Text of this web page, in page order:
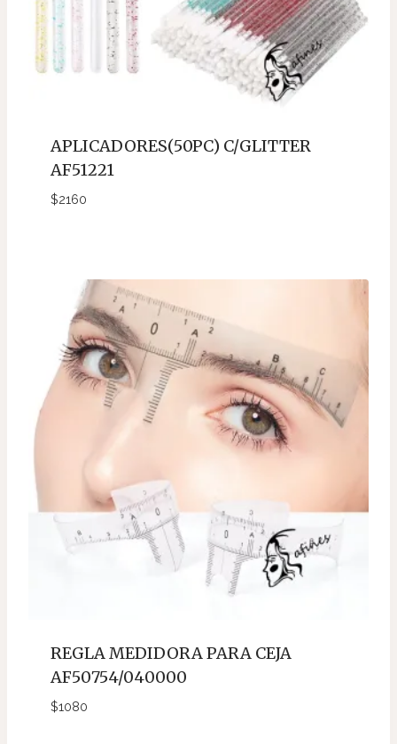
APLICADORES(50PC) C/GLITTER
AF51221
$2160
REGLA MEDIDORA PARA CEJA
AF50754/040000
$1080